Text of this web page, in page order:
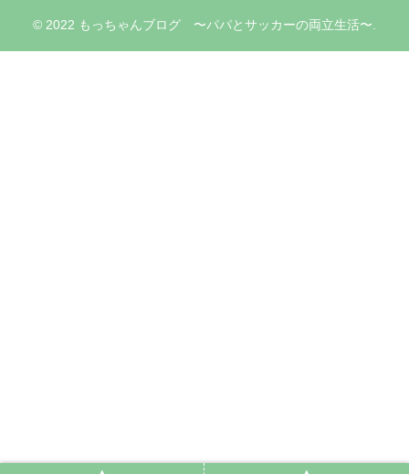
© 2022 もっちゃんブログ 〜パパとサッカーの両立生活〜.